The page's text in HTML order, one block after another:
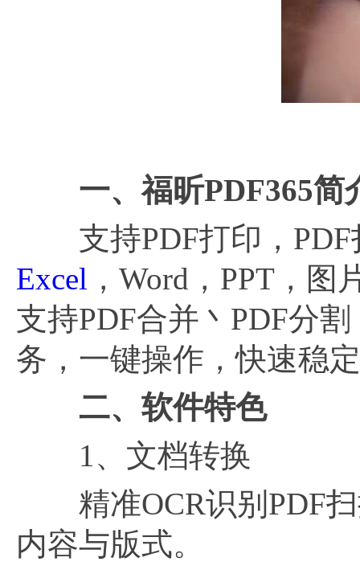
一、福昕PDF365简
支持PDF打印，PDF
Excel ，Word，PPT，
支持PDF合并丶PDF分
务，一键操作，快速稳
二、软件特色
1、文档转换
精准OCR识别PDF扫
内容与版式。